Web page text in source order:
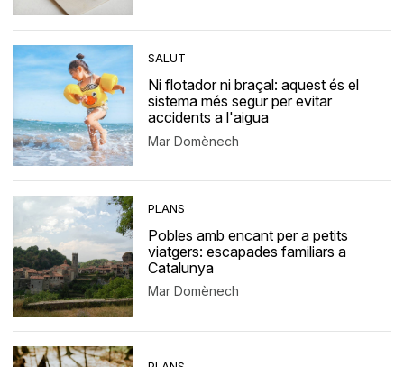
SALUT
Ni flotador ni braçal: aquest és el
sistema més segur per evitar
accidents a l'aigua
Mar Domènech
PLANS
Pobles amb encant per a petits
viatgers: escapades familiars a
Catalunya
Mar Domènech